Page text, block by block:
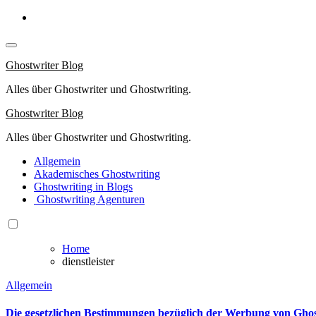
Springe
Inhalt
Ghostwriter Blog
Alles über Ghostwriter und Ghostwriting.
Ghostwriter Blog
Alles über Ghostwriter und Ghostwriting.
Allgemein
Akademisches Ghostwriting
Ghostwriting in Blogs
Ghostwriting Agenturen
Home
dienstleister
Allgemein
Die gesetzlichen Bestimmungen bezüglich der Werbung von